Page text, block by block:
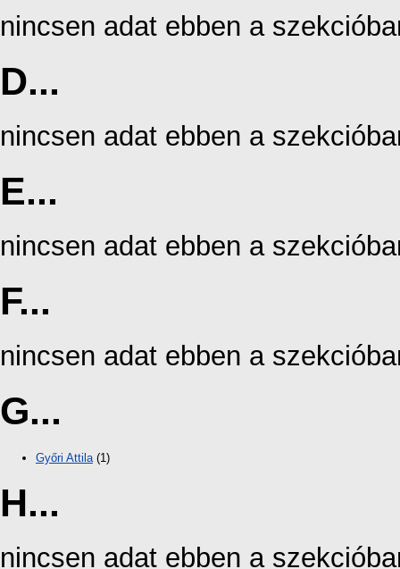
nincsen adat ebben a
D...
nincsen adat ebben a
E...
nincsen adat ebben a
F...
nincsen adat ebben a
G...
Győri Attila (1)
H...
nincsen adat ebben a